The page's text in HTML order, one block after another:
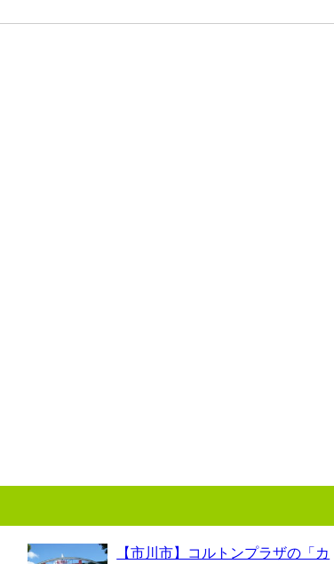
【市川市】コルトンプラザの「カ